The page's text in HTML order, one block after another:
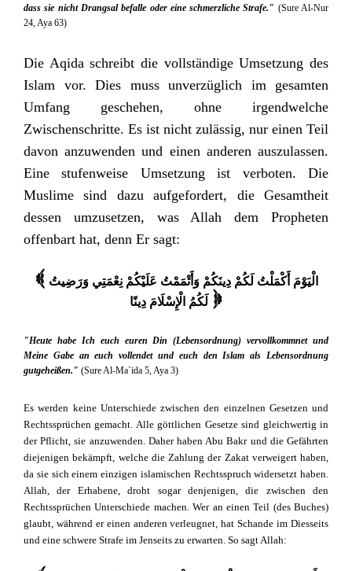
dass sie nicht Drangsal befalle oder eine schmerzliche Strafe." (Sure Al-Nur
24, Aya 63)
Die Aqida schreibt die vollständige Umsetzung des
Islam vor. Dies muss unverzüglich im gesamten
Umfang geschehen, ohne irgendwelche
Zwischenschritte. Es ist nicht zulässig, nur einen Teil
davon anzuwenden und einen anderen auszulassen.
Eine stufenweise Umsetzung ist verboten. Die
Muslime sind dazu aufgefordert, die Gesamtheit
dessen umzusetzen, was Allah dem Propheten
offenbart hat, denn Er sagt:
{
}
"Heute habe Ich euch euren Din (Lebensordnung) vervollkommnet und
Meine Gabe an euch vollendet und euch den Islam als Lebensordnung
gutgeheißen." (Sure Al-Ma`ida 5, Aya 3)
Es werden keine Unterschiede zwischen den einzelnen Gesetzen und
Rechtssprüchen gemacht. Alle göttlichen Gesetze sind gleichwertig in
der Pflicht, sie anzuwenden. Daher haben Abu Bakr und die Gefährten
diejenigen bekämpft, welche die Zahlung der Zakat verweigert haben,
da sie sich einem einzigen islamischen Rechtsspruch widersetzt haben.
Allah, der Erhabene, droht sogar denjenigen, die zwischen den
Rechtssprüchen Unterschiede machen. Wer an einen Teil (des Buches)
glaubt, während er einen anderen verleugnet, hat Schande im Diesseits
und eine schwere Strafe im Jenseits zu erwarten. So sagt Allah: